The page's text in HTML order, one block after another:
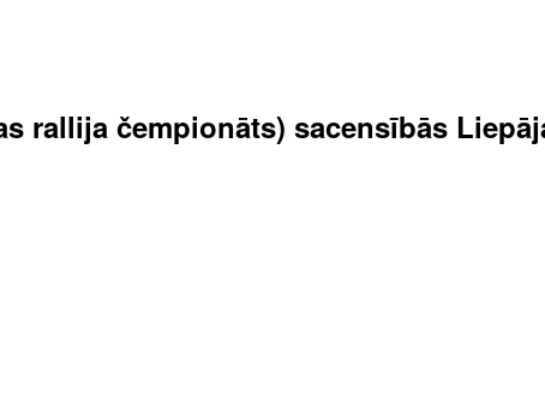
rallija čempionāts) sacensībās